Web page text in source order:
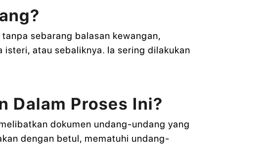
sebarang balasan kewangan,
atau sebaliknya. Ia sering dilakukan
Dalam Proses Ini?
dokumen undang-undang yang
dengan betul, mematuhi undang-